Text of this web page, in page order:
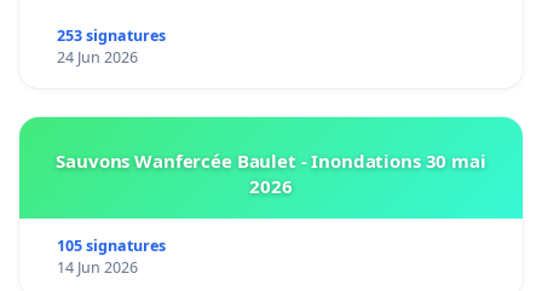
253 signatures
24 Jun 2026
Sauvons Wanfercée Baulet - Inondations 30 mai
2026
105 signatures
14 Jun 2026